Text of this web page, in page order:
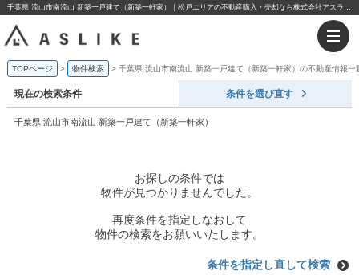
千葉県 流山市南流山 新築一戸建て（新築一軒家）｜松戸エリアの不動産購入・売却なら株式会社アスライク
TOPページ 物件検索 千葉県 流山市南流山 新築一戸建て（新築一軒家）の不動産情報一
現在の検索条件 条件を選び直す
千葉県 流山市南流山 新築一戸建て（新築一軒家）
お探しの条件では
物件が見つかりませんでした。
再度条件を指定しなおして
物件の検索をお願いいたします。
条件を指定し直して検索